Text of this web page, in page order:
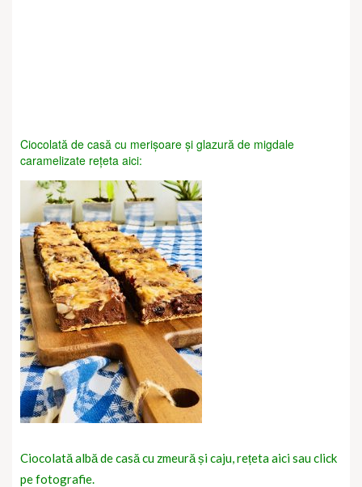
Ciocolată de casă cu merișoare și glazură de migdale
caramelizate rețeta aici:
Ciocolată albă de casă cu zmeură și caju, rețeta aici sau click
pe fotografie.